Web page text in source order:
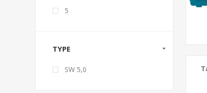
5
TYPE
SW 5,0